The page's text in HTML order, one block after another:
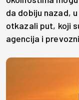
da dobiju nazad,
otkazali put, koji
agencija i